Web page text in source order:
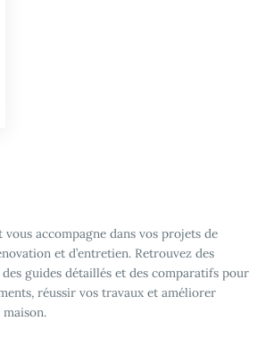
accompagne dans vos projets de
et d’entretien. Retrouvez des
guides détaillés et des comparatifs pour
réussir vos travaux et améliorer